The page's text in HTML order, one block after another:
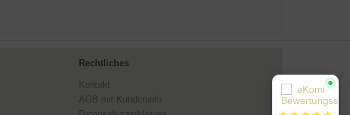
Rechtliches
Kontakt
AGB mit Kundeninfo